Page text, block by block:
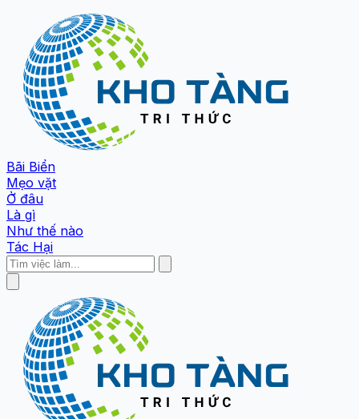
Bãi Biển
Mẹo vặt
Ở đâu
Là gì
Như thế nào
Tác Hại